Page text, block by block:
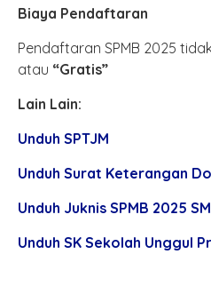
Biaya Pendaftaran
Pendaftaran SPMB 2025
atau “Gratis”
Lain Lain:
Unduh SPTJM
Unduh Surat Keterangan
Unduh Juknis SPMB 2025
Unduh SK Sekolah Unggul